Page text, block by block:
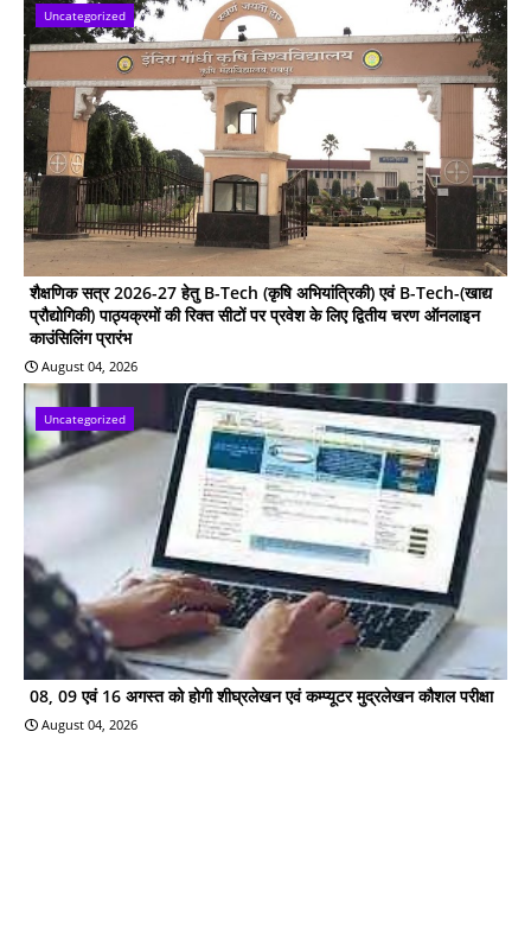
Uncategorized
शैक्षणिक सत्र 2026-27 हेतु B-Tech (कृषि अभियांत्रिकी) एवं B-Tech-(खाद्य
प्रौद्योगिकी) पाठ्यक्रमों की रिक्त सीटों पर प्रवेश के लिए द्वितीय चरण ऑनलाइन
काउंसिलिंग प्रारंभ
August 04, 2026
Uncategorized
08, 09 एवं 16 अगस्त को होगी शीघ्रलेखन एवं कम्प्यूटर मुद्रलेखन कौशल परीक्षा
August 04, 2026